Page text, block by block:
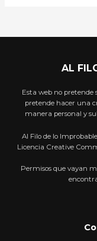
AL
Esta web no
pretende hacer una
manera personal y
Al Filo de lo
Licencia Creative
Permisos que vayan